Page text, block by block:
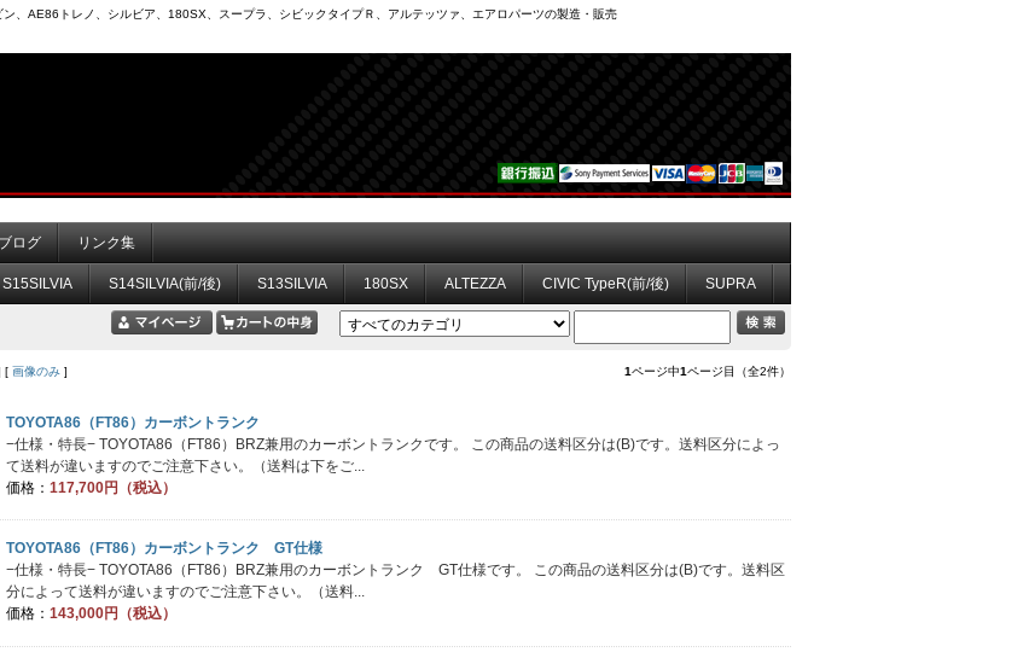
、AE86トレノ、シルビア、180SX、スープラ、シビックタイプＲ、アルテッツァ、エアロパーツの製造・販売
ブログ リンク集
S15SILVIA S14SILVIA(前/後) S13SILVIA 180SX ALTEZZA CIVIC TypeR(前/後) SUPRA
[ 画像のみ ] 1ページ中1ページ目（全2件）
TOYOTA86（FT86）カーボントランク
−仕様・特長− TOYOTA86（FT86）BRZ兼用のカーボントランクです。 この商品の送料区分は(B)です。送料区分によっ
て送料が違いますのでご注意下さい。（送料は下をご...
価格： 117,700円（税込）
TOYOTA86（FT86）カーボントランク GT仕様
−仕様・特長− TOYOTA86（FT86）BRZ兼用のカーボントランク GT仕様です。 この商品の送料区分は(B)です。送料区
分によって送料が違いますのでご注意下さい。（送料...
価格： 143,000円（税込）